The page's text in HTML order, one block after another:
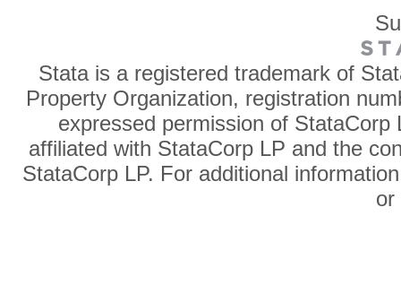
Stata is a registered trademark of
Property Organization, registration
expressed permission of
affiliated with StataCorp LP and the
StataCorp LP. For additional
or